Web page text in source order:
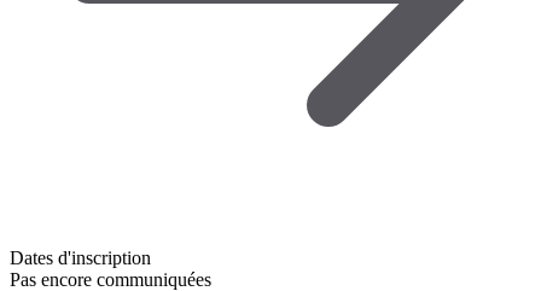
Dates d'inscription
Pas encore communiquées